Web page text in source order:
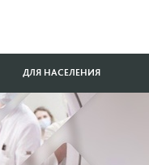
ДЛЯ НАСЕЛЕНИЯ